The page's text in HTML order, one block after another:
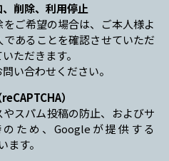
削除、利用停止
ご希望の場合は、ご本人様よ
あることを確認させていただ
ただきます。
い合わせください。
）
スパム投稿の防止、およびサ
ため、Googleが提供する
ます。